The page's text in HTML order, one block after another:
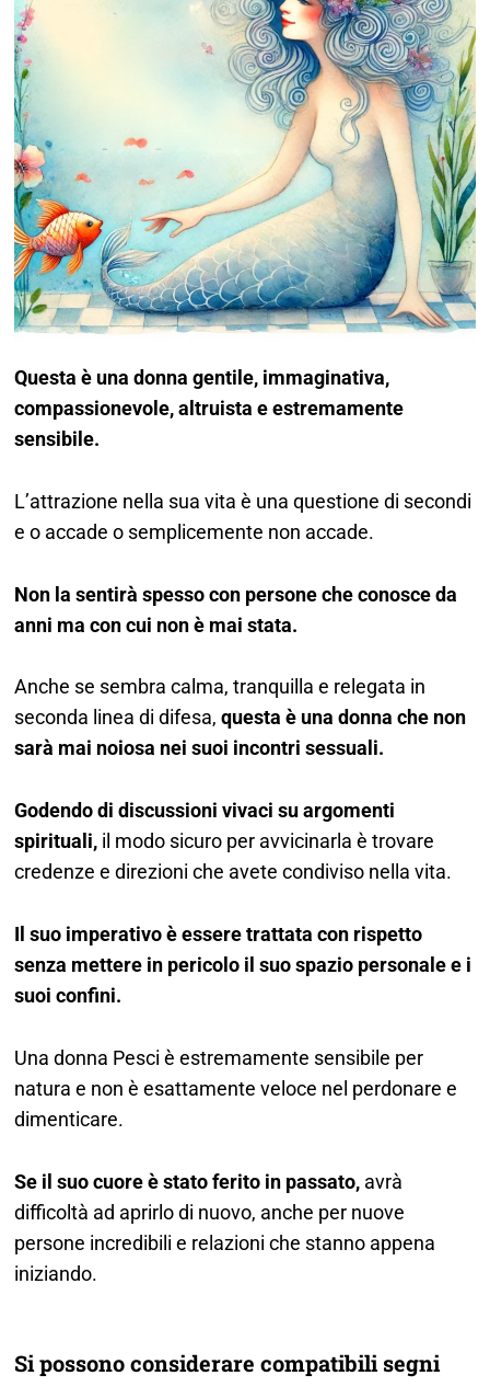
Questa è una donna gentile, immaginativa,
compassionevole, altruista e estremamente
sensibile.
L’attrazione nella sua vita è una questione di secondi
e o accade o semplicemente non accade.
Non la sentirà spesso con persone che conosce da
anni ma con cui non è mai stata.
Anche se sembra calma, tranquilla e relegata in
seconda linea di difesa,questa è una donna che non
sarà mai noiosa nei suoi incontri sessuali.
Godendo di discussioni vivaci su argomenti
spirituali, il modo sicuro per avvicinarla è trovare
credenze e direzioni che avete condiviso nella vita.
Il suo imperativo è essere trattata con rispetto
senza mettere in pericolo il suo spazio personale e i
suoi confini.
Una donna Pesci è estremamente sensibile per
natura e non è esattamente veloce nel perdonare e
dimenticare.
Se il suo cuore è stato ferito in passato, avrà
difficoltà ad aprirlo di nuovo, anche per nuove
persone incredibili e relazioni che stanno appena
iniziando.
Si possono considerare compatibili segni